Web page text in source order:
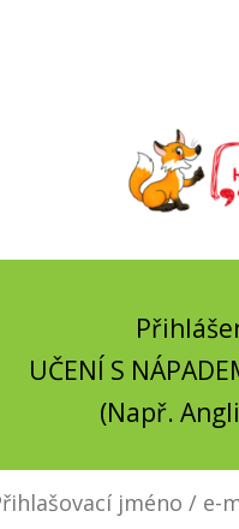
UČENÍ S
(Např.